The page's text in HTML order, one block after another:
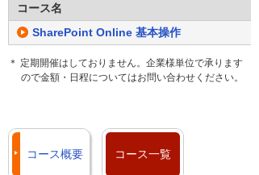
コース名
SharePoint Online 基本操作
＊ 定期開催はしておりません。企業様単位で承ります
ので金額・日程についてはお問い合わせください。
コース概要 コース一覧